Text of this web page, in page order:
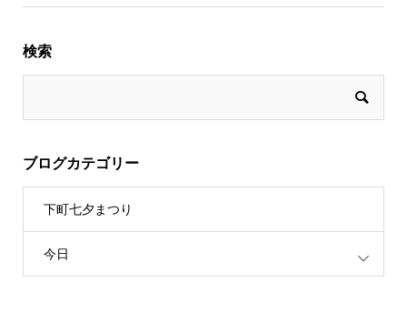
検索
ブログカテゴリー
下町七夕まつり
今日